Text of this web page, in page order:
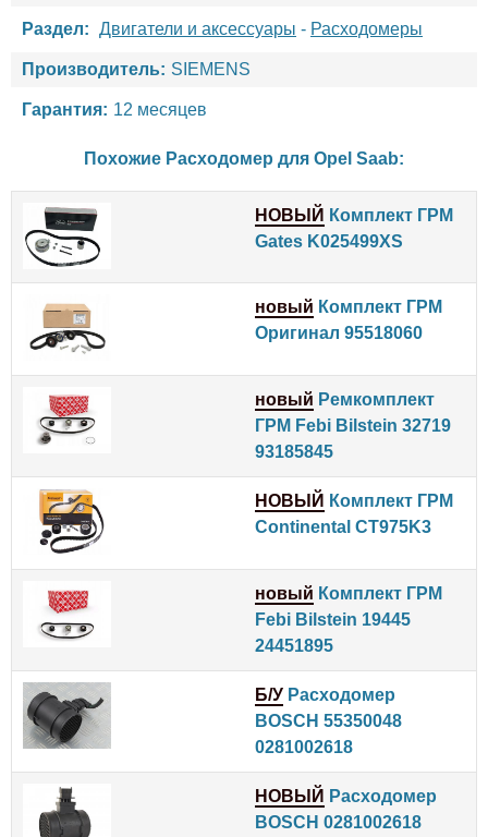
Раздел: Двигатели и аксессуары - Расходомеры
Производитель: SIEMENS
Гарантия: 12 месяцев
Похожие Расходомер для Opel Saab:
НОВЫЙ Комплект ГРМ
Gates K025499XS
новый Комплект ГРМ
Оригинал 95518060
новый Ремкомплект
ГРМ Febi Bilstein 32719
93185845
НОВЫЙ Комплект ГРМ
Continental CT975K3
новый Комплект ГРМ
Febi Bilstein 19445
24451895
Б/У Расходомер
BOSCH 55350048
0281002618
НОВЫЙ Расходомер
BOSCH 0281002618